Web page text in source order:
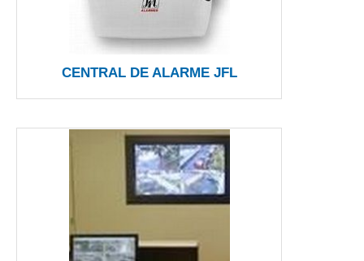
CENTRAL DE ALARME JFL